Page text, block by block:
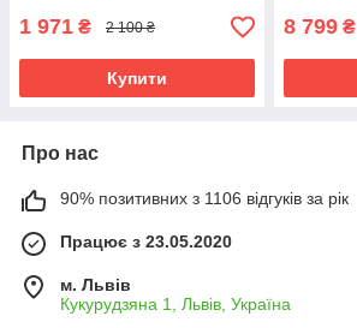
1 971 ₴ 2 100 ₴
Купити
8 799 ₴
Про нас
90% позитивних з 1106 відгуків за рік
Працює з 23.05.2020
м. Львів
Кукурудзяна 1, Львів, Україна